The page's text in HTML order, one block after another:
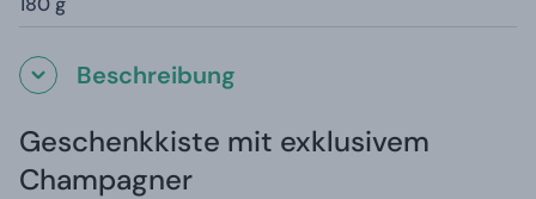
Beschreibung
Geschenkkiste mit exklusivem
Champagner